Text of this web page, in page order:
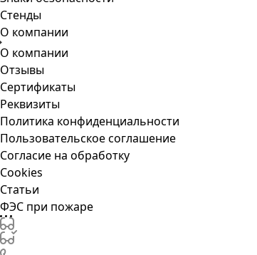
Стенды
О компании
О компании
Отзывы
Сертификаты
Реквизиты
Политика конфиденциальности
Пользовательское соглашение
Согласие на обработку
Cookies
Статьи
ФЭС при пожаре